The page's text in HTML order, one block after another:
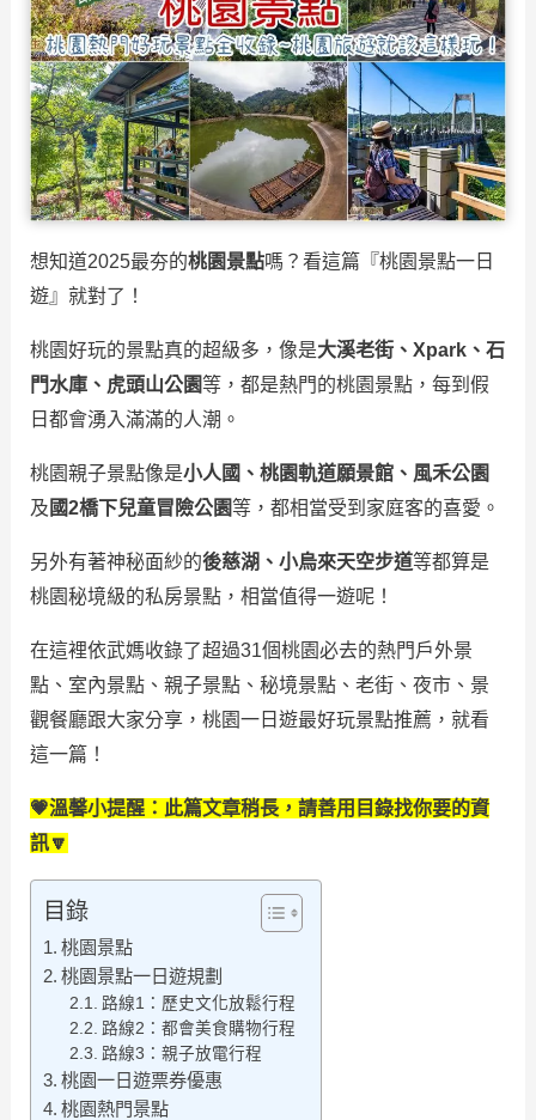
想知道2025最夯的桃園景點嗎？看這篇『桃園景點一日
遊』就對了！
桃園好玩的景點真的超級多，像是大溪老街、Xpark、石
門水庫、虎頭山公園等，都是熱門的桃園景點，每到假
日都會湧入滿滿的人潮。
桃園親子景點像是小人國 、 桃園軌道願景館、風禾公園
及 國2橋下兒童冒險公園等，都相當受到家庭客的喜愛。
另外有著神秘面紗的後慈湖、小烏來天空步道等都算是
桃園秘境級的私房景點，相當值得一遊呢！
在這裡依武媽收錄了超過31個桃園必去的熱門戶外景
點、室內景點、親子景點、秘境景點、老街、夜市、景
觀餐廳跟大家分享，桃園一日遊最好玩景點推薦，就看
這一篇！
💗溫馨小提醒：此篇文章稍長，請善用目錄找你要的資
訊🔽
目錄
桃園景點
桃園景點一日遊規劃
路線1：歷史文化放鬆行程
路線2：都會美食購物行程
路線3：親子放電行程
桃園一日遊票券優惠
桃園熱門景點